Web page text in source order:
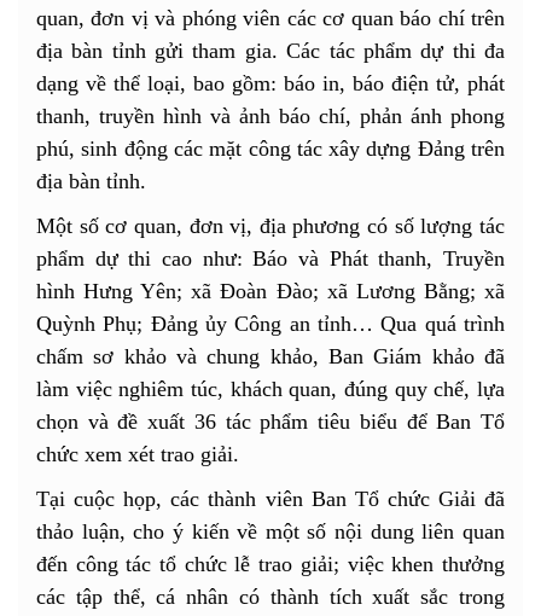
quan, đơn vị và phóng viên các cơ quan báo chí trên
địa bàn tỉnh gửi tham gia. Các tác phẩm dự thi đa
dạng về thể loại, bao gồm: báo in, báo điện tử, phát
thanh, truyền hình và ảnh báo chí, phản ánh phong
phú, sinh động các mặt công tác xây dựng Đảng trên
địa bàn tỉnh.
Một số cơ quan, đơn vị, địa phương có số lượng tác
phẩm dự thi cao như: Báo và Phát thanh, Truyền
hình Hưng Yên; xã Đoàn Đào; xã Lương Bằng; xã
Quỳnh Phụ; Đảng ủy Công an tỉnh… Qua quá trình
chấm sơ khảo và chung khảo, Ban Giám khảo đã
làm việc nghiêm túc, khách quan, đúng quy chế, lựa
chọn và đề xuất 36 tác phẩm tiêu biểu để Ban Tổ
chức xem xét trao giải.
Tại cuộc họp, các thành viên Ban Tổ chức Giải đã
thảo luận, cho ý kiến về một số nội dung liên quan
đến công tác tổ chức lễ trao giải; việc khen thưởng
các tập thể, cá nhân có thành tích xuất sắc trong